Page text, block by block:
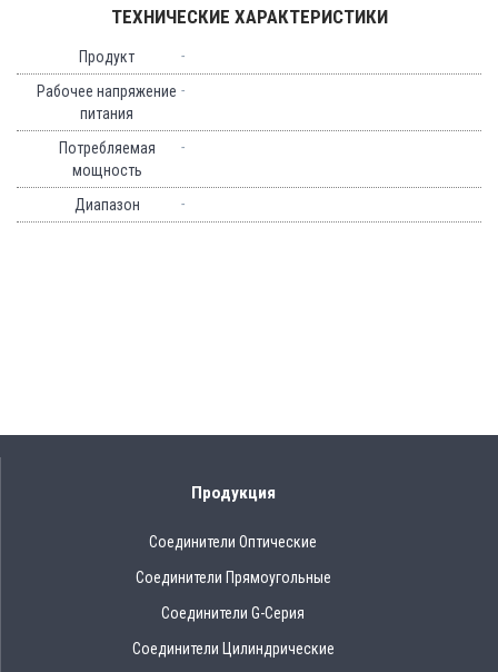
ТЕХНИЧЕСКИЕ ХАРАКТЕРИСТИКИ
Продукт
-
Рабочее напряжение
питания
-
Потребляемая
мощность
-
Диапазон -
Продукция
Соединители Оптические
Соединители Прямоугольные
Соединители G-Серия
Соединители Цилиндрические